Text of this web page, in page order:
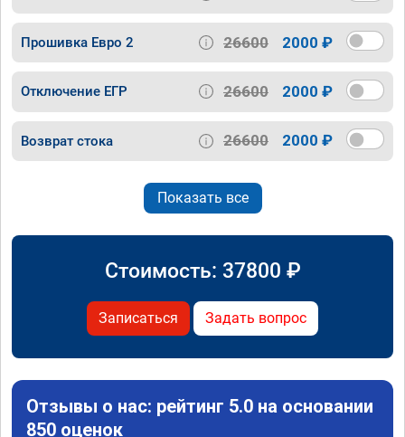
Прошивка Евро 2 26600 2000 ₽
Отключение ЕГР 26600 2000 ₽
Возврат стока 26600 2000 ₽
Показать все
Стоимость: 37800 ₽
Записаться Задать вопрос
Отзывы о нас: рейтинг 5.0 на основании
850 оценок